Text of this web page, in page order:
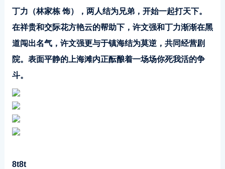
丁力（林家栋 饰），两人结为兄弟，开始一起打天下。
在祥贵和交际花方艳云的帮助下，许文强和丁力渐渐在黑
道闯出名气，许文强更与于镇海结为莫逆，共同经营剧
院。表面平静的上海滩内正酝酿着一场场你死我活的争
斗。
8t8t